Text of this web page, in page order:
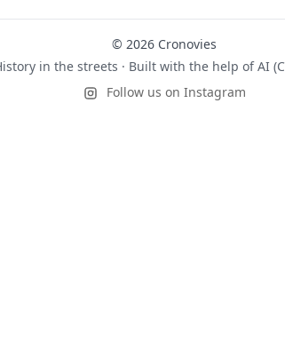
© 2026 Cronovies
in the streets · Built with the help of AI
Follow us on Instagram